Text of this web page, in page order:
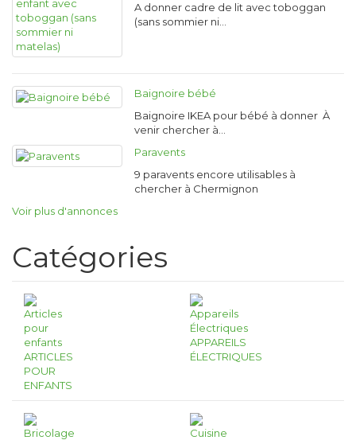
A donner cadre de lit avec toboggan
(sans sommier ni…
Baignoire bébé
Baignoire IKEA pour bébé à donner À
venir chercher à…
Paravents
9 paravents encore utilisables à
chercher à Chermignon
Voir plus d'annonces
Catégories
ARTICLES
POUR
ENFANTS
APPAREILS
ÉLECTRIQUES